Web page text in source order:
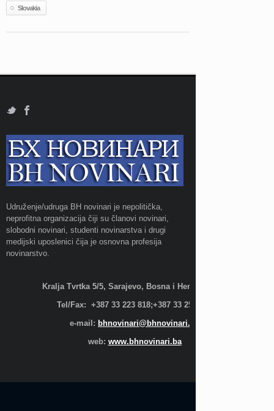
Slovakia
Udruženje/udruga BH novinari je nepolitička,
neprofitna organizacija čiji su članovi novinari,
slobodni novinari, studenti novinarstva i drugi
medijski uposlenici čija je osnovna profesija
novinarstvo.
Kralja Tvrtka 5/5, Sarajevo, Bosna i Hercegovina;
Tel/Fax: +387 33 223 818;+387 33 255 600
e-mail: bhnovinari@bhnovinari.ba
web: www.bhnovinari.ba